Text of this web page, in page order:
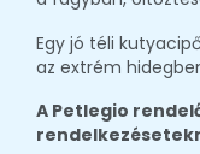
Egy jó téli
az extrém
A Petlegio